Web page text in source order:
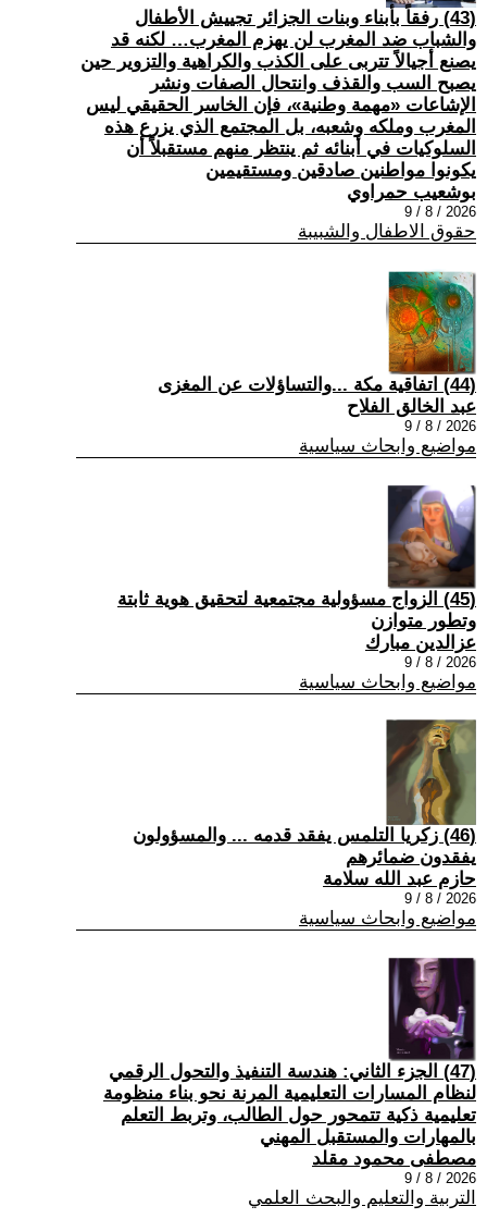
(43) رفقاً بأبناء وبنات الجزائر تجييش الأطفال
والشباب ضد المغرب لن يهزم المغرب… لكنه قد
يصنع أجيالاً تتربى على الكذب والكراهية والتزوير حين
يصبح السب والقذف وانتحال الصفات ونشر
الإشاعات «مهمة وطنية»، فإن الخاسر الحقيقي ليس
المغرب وملكه وشعبه، بل المجتمع الذي يزرع هذه
السلوكيات في أبنائه ثم ينتظر منهم مستقبلاً أن
يكونوا مواطنين صادقين ومستقيمين
بوشعيب حمراوي
2026 / 8 / 9
حقوق الاطفال والشبيبة
(44) اتفاقية مكة ...والتساؤلات عن المغزى
عبد الخالق الفلاح
2026 / 8 / 9
مواضيع وابحاث سياسية
(45) الزواج مسؤولية مجتمعية لتحقيق هوية ثابتة
وتطور متوازن
عزالدين مبارك
2026 / 8 / 9
مواضيع وابحاث سياسية
(46) زكريا التلمس يفقد قدمه ... والمسؤولون
يفقدون ضمائرهم
حازم عبد الله سلامة
2026 / 8 / 9
مواضيع وابحاث سياسية
(47) الجزء الثاني: هندسة التنفيذ والتحول الرقمي
لنظام المسارات التعليمية المرنة نحو بناء منظومة
تعليمية ذكية تتمحور حول الطالب، وتربط التعلم
بالمهارات والمستقبل المهني
مصطفى محمود مقلد
2026 / 8 / 9
التربية والتعليم والبحث العلمي